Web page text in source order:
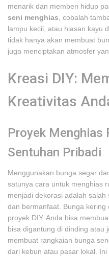
menarik dan memberi hidup
seni menghias , cobalah
lampu kecil, atau hiasan kayu
tidak hanya akan membuat
juga menciptakan atmosfer
Kreasi DIY:
Kreativitas
Proyek Menghias
Sentuhan Pribadi
Menggunakan bunga segar
satunya cara untuk menghias
menjadi dekorasi adalah
dan bermanfaat. Bunga
proyek DIY. Anda bisa
bisa digantung di dinding atau
membuat rangkaian bunga
dari kebun atau pasar lokal.